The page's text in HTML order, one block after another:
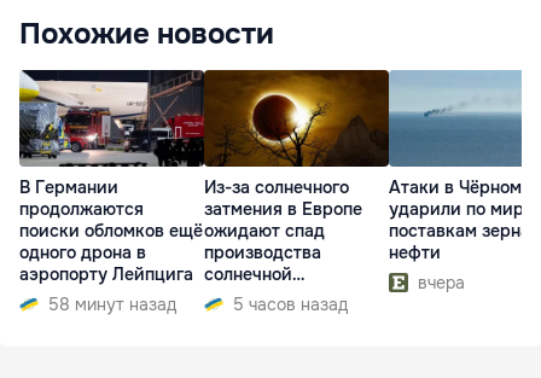
Похожие новости
В Германии
продолжаются
поиски обломков ещё
одного дрона в
аэропорту Лейпцига
58 минут назад
Из-за солнечного
затмения в Европе
ожидают спад
производства
солнечной
электроэнергии
5 часов назад
Атаки в Чёрном
ударили по
поставкам зерна
нефти
вчера